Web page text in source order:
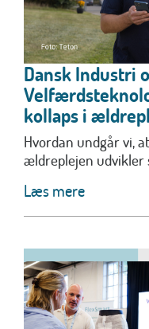
Dansk Industri
kollaps i
Hvordan undgår vi,
ældreplejen udvikler
Læs mere